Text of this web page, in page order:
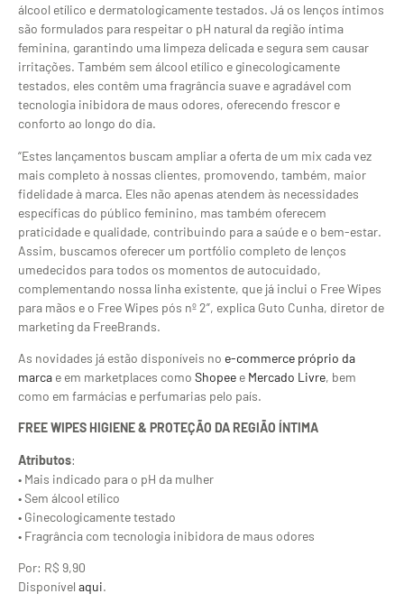
álcool etílico e dermatologicamente testados. Já os lenços íntimos
são formulados para respeitar o pH natural da região íntima
feminina, garantindo uma limpeza delicada e segura sem causar
irritações. Também sem álcool etílico e ginecologicamente
testados, eles contêm uma fragrância suave e agradável com
tecnologia inibidora de maus odores, oferecendo frescor e
conforto ao longo do dia.
“Estes lançamentos buscam ampliar a oferta de um mix cada vez
mais completo à nossas clientes, promovendo, também, maior
fidelidade à marca. Eles não apenas atendem às necessidades
específicas do público feminino, mas também oferecem
praticidade e qualidade, contribuindo para a saúde e o bem-estar.
Assim, buscamos oferecer um portfólio completo de lenços
umedecidos para todos os momentos de autocuidado,
complementando nossa linha existente, que já inclui o Free Wipes
para mãos e o Free Wipes pós nº 2”, explica Guto Cunha, diretor de
marketing da FreeBrands.
As novidades já estão disponíveis no e-commerce próprio da
marca e em marketplaces como Shopee e Mercado Livre, bem
como em farmácias e perfumarias pelo país.
FREE WIPES HIGIENE & PROTEÇÃO DA REGIÃO ÍNTIMA
Atributos:
• Mais indicado para o pH da mulher
• Sem álcool etílico
• Ginecologicamente testado
• Fragrância com tecnologia inibidora de maus odores
Por: R$ 9,90
Disponível aqui.